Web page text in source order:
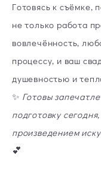
Готовясь к съёмке,
не только работа
вовлечённость,
процессу, и ваш
душевностью и
✨ Готовы
подготовку
произведением
💕